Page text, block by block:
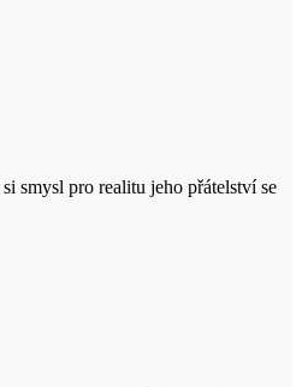
smysl pro realitu jeho přátelství se